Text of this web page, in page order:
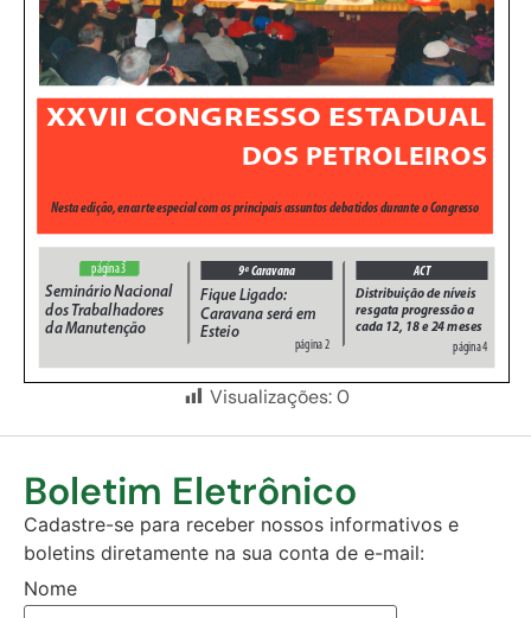
Visualizações:0
Boletim Eletrônico
Cadastre-se para receber nossos informativos e
boletins diretamente na sua conta de e-mail:
Nome